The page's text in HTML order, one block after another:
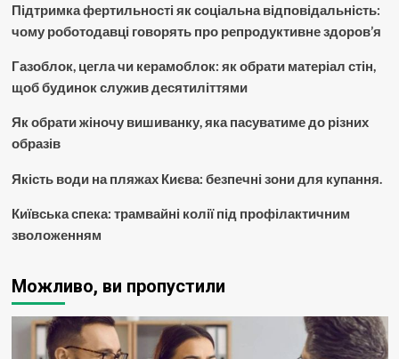
Підтримка фертильності як соціальна відповідальність:
чому роботодавці говорять про репродуктивне здоров’я
Газоблок, цегла чи керамоблок: як обрати матеріал стін,
щоб будинок служив десятиліттями
Як обрати жіночу вишиванку, яка пасуватиме до різних
образів
Якість води на пляжах Києва: безпечні зони для купання.
Київська спека: трамвайні колії під профілактичним
зволоженням
Можливо, ви пропустили